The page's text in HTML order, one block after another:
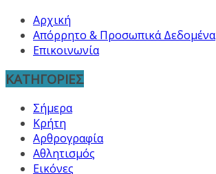
Αρχική
Απόρρητο & Προσωπικά Δεδομένα
Επικοινωνία
ΚΑΤΗΓΟΡΙΕΣ
Σήμερα
Κρήτη
Αρθρογραφία
Αθλητισμός
Εικόνες